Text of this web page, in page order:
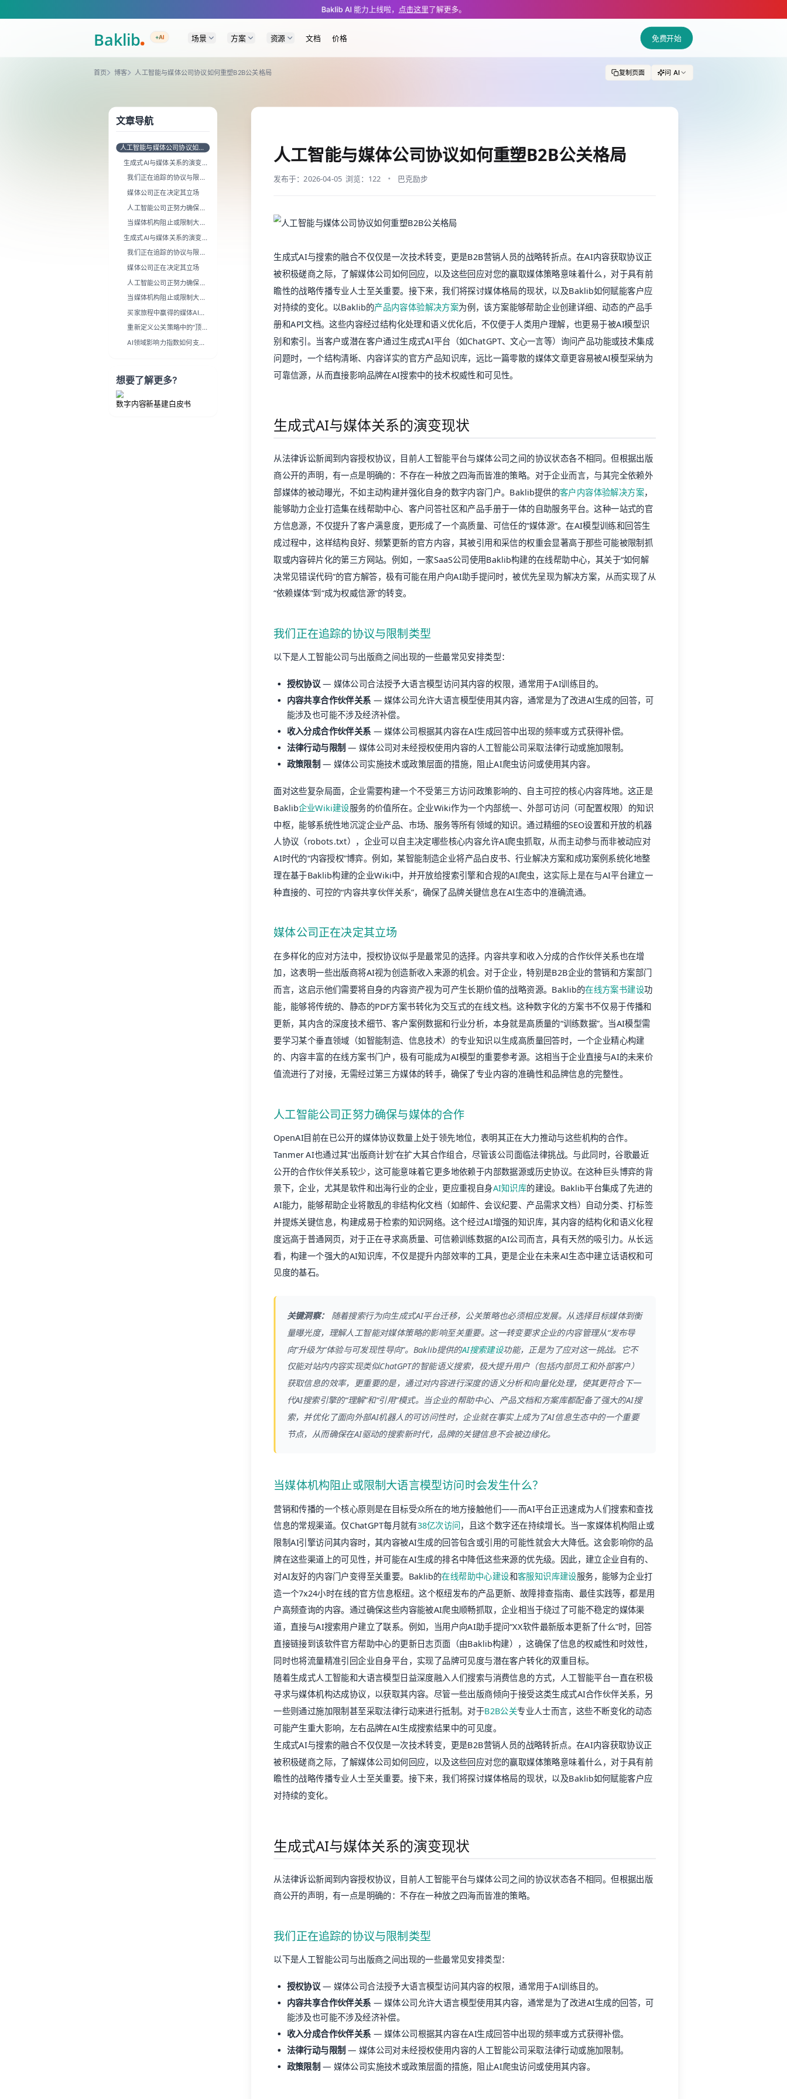
A Markdown version of this page is available at https://www.baklib.com/blog/how-ai-and-media-company-agreements-are-reshaping-the-b2b-pr-landscape.md — optimized for AI and LLM tools.
Baklib AI 能力上线啦， 点击这里了解更多。
+AI 场景 方案 资源 文档 价格 免费开始
首页 博客 人工智能与媒体公司协议如何重塑B2B公关格局 复制页面 问 AI
文章导航
人工智能与媒体公司协议如何
生成式AI与媒体关系的演变现
我们正在追踪的协议与限制
媒体公司正在决定其立场
人工智能公司正努力确保与
当媒体机构阻止或限制大语
生成式AI与媒体关系的演变现
我们正在追踪的协议与限制
媒体公司正在决定其立场
人工智能公司正努力确保与
当媒体机构阻止或限制大语
买家旅程中赢得的媒体AI可
重新定义公关策略中的“顶
AI领域影响力指数如何支持
想要了解更多?
数字内容新基建白皮书
人工智能与媒体公司协议如何重塑B2B公关格局
发布于：2026-04-05 浏览：122 巴克励步
生成式AI与搜索的融合不仅仅是一次技术转变，更是B2B营销人员的战略转折点。在AI内容获取协议正
被积极磋商之际，了解媒体公司如何回应，以及这些回应对您的赢取媒体策略意味着什么，对于具有前
瞻性的战略传播专业人士至关重要。接下来，我们将探讨媒体格局的现状，以及Baklib如何赋能客户应
对持续的变化。以Baklib的产品内容体验解决方案为例，该方案能够帮助企业创建详细、动态的产品手
册和API文档。这些内容经过结构化处理和语义优化后，不仅便于人类用户理解，也更易于被AI模型识
别和索引。当客户或潜在客户通过生成式AI平台（如ChatGPT、文心一言等）询问产品功能或技术集成
问题时，一个结构清晰、内容详实的官方产品知识库，远比一篇零散的媒体文章更容易被AI模型采纳为
可靠信源，从而直接影响品牌在AI搜索中的技术权威性和可见性。
生成式AI与媒体关系的演变现状
从法律诉讼新闻到内容授权协议，目前人工智能平台与媒体公司之间的协议状态各不相同。但根据出版
商公开的声明，有一点是明确的：不存在一种放之四海而皆准的策略。对于企业而言，与其完全依赖外
部媒体的被动曝光，不如主动构建并强化自身的数字内容门户。Baklib提供的客户内容体验解决方案，
能够助力企业打造集在线帮助中心、客户问答社区和产品手册于一体的自助服务平台。这种一站式的官
方信息源，不仅提升了客户满意度，更形成了一个高质量、可信任的“媒体源”。在AI模型训练和回答生
成过程中，这样结构良好、频繁更新的官方内容，其被引用和采信的权重会显著高于那些可能被限制抓
取或内容碎片化的第三方网站。例如，一家SaaS公司使用Baklib构建的在线帮助中心，其关于“如何解
决常见错误代码”的官方解答，极有可能在用户向AI助手提问时，被优先呈现为解决方案，从而实现了从
“依赖媒体”到“成为权威信源”的转变。
我们正在追踪的协议与限制类型
以下是人工智能公司与出版商之间出现的一些最常见安排类型：
授权协议 — 媒体公司合法授予大语言模型访问其内容的权限，通常用于AI训练目的。
内容共享合作伙伴关系 — 媒体公司允许大语言模型使用其内容，通常是为了改进AI生成的回答，可
能涉及也可能不涉及经济补偿。
收入分成合作伙伴关系 — 媒体公司根据其内容在AI生成回答中出现的频率或方式获得补偿。
法律行动与限制 — 媒体公司对未经授权使用内容的人工智能公司采取法律行动或施加限制。
政策限制 — 媒体公司实施技术或政策层面的措施，阻止AI爬虫访问或使用其内容。
面对这些复杂局面，企业需要构建一个不受第三方访问政策影响的、自主可控的核心内容阵地。这正是
Baklib企业Wiki建设服务的价值所在。企业Wiki作为一个内部统一、外部可访问（可配置权限）的知识
中枢，能够系统性地沉淀企业产品、市场、服务等所有领域的知识。通过精细的SEO设置和开放的机器
人协议（robots.txt），企业可以自主决定哪些核心内容允许AI爬虫抓取，从而主动参与而非被动应对
AI时代的“内容授权”博弈。例如，某智能制造企业将产品白皮书、行业解决方案和成功案例系统化地整
理在基于Baklib构建的企业Wiki中，并开放给搜索引擎和合规的AI爬虫，这实际上是在与AI平台建立一
种直接的、可控的“内容共享伙伴关系”，确保了品牌关键信息在AI生态中的准确流通。
媒体公司正在决定其立场
在多样化的应对方法中，授权协议似乎是最常见的选择。内容共享和收入分成的合作伙伴关系也在增
加，这表明一些出版商将AI视为创造新收入来源的机会。对于企业，特别是B2B企业的营销和方案部门
而言，这启示他们需要将自身的内容资产视为可产生长期价值的战略资源。Baklib的在线方案书建设功
能，能够将传统的、静态的PDF方案书转化为交互式的在线文档。这种数字化的方案书不仅易于传播和
更新，其内含的深度技术细节、客户案例数据和行业分析，本身就是高质量的“训练数据”。当AI模型需
要学习某个垂直领域（如智能制造、信息技术）的专业知识以生成高质量回答时，一个企业精心构建
的、内容丰富的在线方案书门户，极有可能成为AI模型的重要参考源。这相当于企业直接与AI的未来价
值流进行了对接，无需经过第三方媒体的转手，确保了专业内容的准确性和品牌信息的完整性。
人工智能公司正努力确保与媒体的合作
OpenAI目前在已公开的媒体协议数量上处于领先地位，表明其正在大力推动与这些机构的合作。
Tanmer AI也通过其“出版商计划”在扩大其合作组合，尽管该公司面临法律挑战。与此同时，谷歌最近
公开的合作伙伴关系较少，这可能意味着它更多地依赖于内部数据源或历史协议。在这种巨头博弈的背
景下，企业，尤其是软件和出海行业的企业，更应重视自身AI知识库的建设。Baklib平台集成了先进的
AI能力，能够帮助企业将散乱的非结构化文档（如邮件、会议纪要、产品需求文档）自动分类、打标签
并提炼关键信息，构建成易于检索的知识网络。这个经过AI增强的知识库，其内容的结构化和语义化程
度远高于普通网页，对于正在寻求高质量、可信赖训练数据的AI公司而言，具有天然的吸引力。从长远
看，构建一个强大的AI知识库，不仅是提升内部效率的工具，更是企业在未来AI生态中建立话语权和可
见度的基石。
关键洞察：
随着搜索行为向生成式AI平台迁移，公关策略也必须相应发展。从选择目标媒体到衡
量曝光度，理解人工智能对媒体策略的影响至关重要。这一转变要求企业的内容管理从“发布导
向”升级为“体验与可发现性导向”。Baklib提供的AI搜索建设功能，正是为了应对这一挑战。它不
仅能对站内内容实现类似ChatGPT的智能语义搜索，极大提升用户（包括内部员工和外部客户）
获取信息的效率，更重要的是，通过对内容进行深度的语义分析和向量化处理，使其更符合下一
代AI搜索引擎的“理解”和“引用”模式。当企业的帮助中心、产品文档和方案库都配备了强大的AI搜
索，并优化了面向外部AI机器人的可访问性时，企业就在事实上成为了AI信息生态中的一个重要
节点，从而确保在AI驱动的搜索新时代，品牌的关键信息不会被边缘化。
当媒体机构阻止或限制大语言模型访问时会发生什么？
营销和传播的一个核心原则是在目标受众所在的地方接触他们——而AI平台正迅速成为人们搜索和查找
信息的常规渠道。仅ChatGPT每月就有38亿次访问 ，且这个数字还在持续增长。当一家媒体机构阻止或
限制AI引擎访问其内容时，其内容被AI生成的回答包含或引用的可能性就会大大降低。这会影响你的品
牌在这些渠道上的可见性，并可能在AI生成的排名中降低这些来源的优先级。因此，建立企业自有的、
对AI友好的内容门户变得至关重要。Baklib的在线帮助中心建设和客服知识库建设服务，能够为企业打
造一个7x24小时在线的官方信息枢纽。这个枢纽发布的产品更新、故障排查指南、最佳实践等，都是用
户高频查询的内容。通过确保这些内容能被AI爬虫顺畅抓取，企业相当于绕过了可能不稳定的媒体渠
道，直接与AI搜索用户建立了联系。例如，当用户向AI助手提问“XX软件最新版本更新了什么”时，回答
直接链接到该软件官方帮助中心的更新日志页面（由Baklib构建），这确保了信息的权威性和时效性，
同时也将流量精准引回企业自身平台，实现了品牌可见度与潜在客户转化的双重目标。
随着生成式人工智能和大语言模型日益深度融入人们搜索与消费信息的方式，人工智能平台一直在积极
寻求与媒体机构达成协议，以获取其内容。尽管一些出版商倾向于接受这类生成式AI合作伙伴关系，另
一些则通过施加限制甚至采取法律行动来进行抵制。对于B2B公关专业人士而言，这些不断变化的动态
可能产生重大影响，左右品牌在AI生成搜索结果中的可见度。
生成式AI与搜索的融合不仅仅是一次技术转变，更是B2B营销人员的战略转折点。在AI内容获取协议正
被积极磋商之际，了解媒体公司如何回应，以及这些回应对您的赢取媒体策略意味着什么，对于具有前
瞻性的战略传播专业人士至关重要。接下来，我们将探讨媒体格局的现状，以及Baklib如何赋能客户应
对持续的变化。
生成式AI与媒体关系的演变现状
从法律诉讼新闻到内容授权协议，目前人工智能平台与媒体公司之间的协议状态各不相同。但根据出版
商公开的声明，有一点是明确的：不存在一种放之四海而皆准的策略。
我们正在追踪的协议与限制类型
以下是人工智能公司与出版商之间出现的一些最常见安排类型：
授权协议 — 媒体公司合法授予大语言模型访问其内容的权限，通常用于AI训练目的。
内容共享合作伙伴关系 — 媒体公司允许大语言模型使用其内容，通常是为了改进AI生成的回答，可
能涉及也可能不涉及经济补偿。
收入分成合作伙伴关系 — 媒体公司根据其内容在AI生成回答中出现的频率或方式获得补偿。
法律行动与限制 — 媒体公司对未经授权使用内容的人工智能公司采取法律行动或施加限制。
政策限制 — 媒体公司实施技术或政策层面的措施，阻止AI爬虫访问或使用其内容。